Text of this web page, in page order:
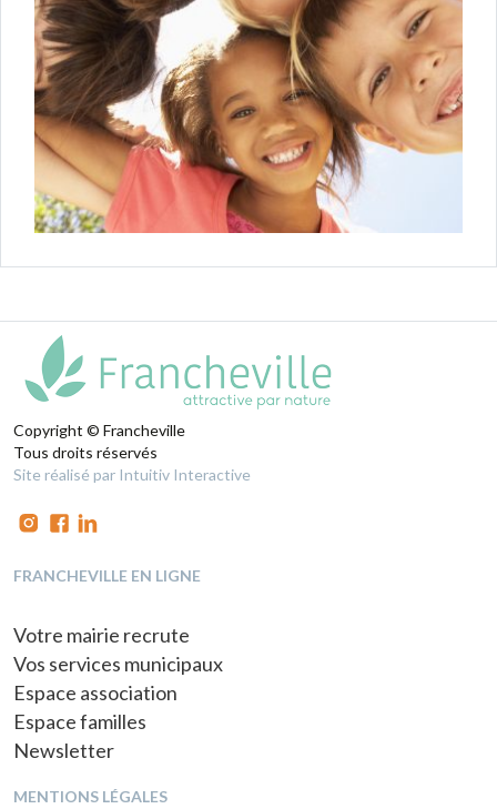
Copyright © Francheville
Tous droits réservés
Site réalisé par Intuitiv Interactive
FRANCHEVILLE EN LIGNE
Votre mairie recrute
Vos services municipaux
Espace association
Espace familles
Newsletter
MENTIONS LÉGALES